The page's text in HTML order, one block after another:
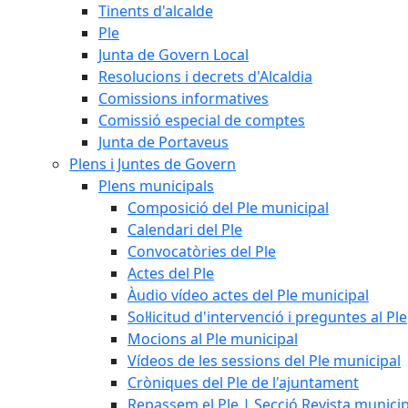
Tinents d'alcalde
Ple
Junta de Govern Local
Resolucions i decrets d'Alcaldia
Comissions informatives
Comissió especial de comptes
Junta de Portaveus
Plens i Juntes de Govern
Plens municipals
Composició del Ple municipal
Calendari del Ple
Convocatòries del Ple
Actes del Ple
Àudio vídeo actes del Ple municipal
Sol·licitud d'intervenció i preguntes al Ple
Mocions al Ple municipal
Vídeos de les sessions del Ple municipal
Cròniques del Ple de l'ajuntament